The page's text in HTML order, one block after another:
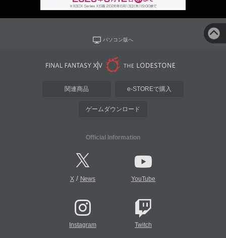
パソコン版へ
関連商品 e-STOREで購入
ゲームダウンロード
Official Information
X/ News YouTube
Instagram Twitch